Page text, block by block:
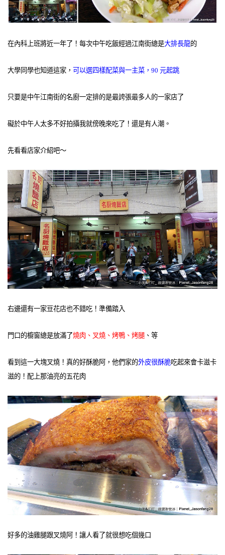
在內科上班將近一年了！每次中午吃飯經過江南街總是大排長龍的
大學同學也知道這家， 可以選四樣配菜與一主菜，90 元起跳
只要是中午江南街的名廚一定排的是最誇張最多人的一家店了
礙於中午人太多不好拍攝我就傍晚來吃了！還是有人潮。
先看看店家介紹吧～
右邊還有一家豆花店也不錯吃！準備踏入
門口的櫥窗總是放滿了燒肉、叉燒、烤鴨、烤腿 、等
看到這一大塊叉燒！真的好酥脆阿，他們家的外皮很酥脆吃起來會卡滋卡
滋的！配上那油亮的五花肉
好多的油雞腿跟叉燒阿！讓人看了就很想吃個幾口